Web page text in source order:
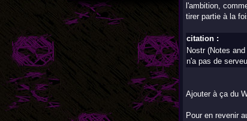
l'ambition,
tirer partie à la
citation :
Nostr (Notes
n'a pas de
Ajouter à ça du
Pour en revenir